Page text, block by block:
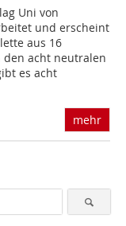
Uni von
und erscheint
aus 16
acht neutralen
es acht
mehr